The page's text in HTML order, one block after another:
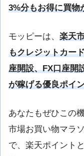
3%分もお得に買物
モッピーは、 楽天
もクレジットカー
座開設、FX口座開
が稼げる優良ポイ
あなたもぜひこの
市場お買い物マラ
で、楽天ポイント